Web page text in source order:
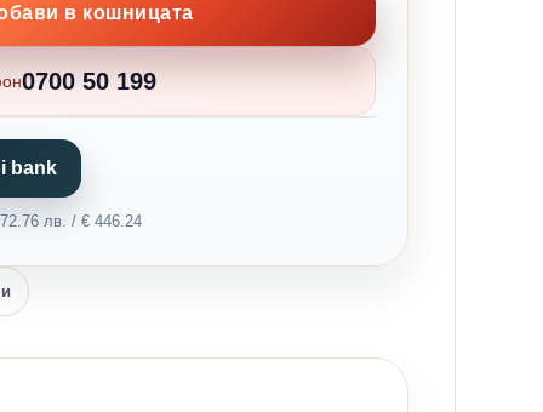
в кошницата
0700 50 199
bank
лв. / € 446.24